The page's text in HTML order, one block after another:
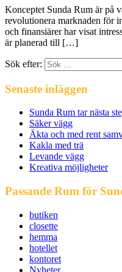
Konceptet Sunda Rum är på
revolutionera marknaden för
och finansiärer har visat
är planerad till […]
Sök efter:
Senaste inläggen
Sunda Rum tar nästa
Säker vägg
Äkta och med rent
Kakla med trä
Levande vägg
Kreativa möjligheter
Passande Rum för
butiken
closette
hemma
hotellet
kontoret
Nyheter